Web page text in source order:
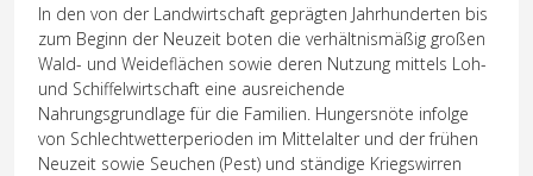
In den von der Landwirtschaft geprägten Jahrhunderten bis
zum Beginn der Neuzeit boten die verhältnismäßig großen
Wald- und Weideflächen sowie deren Nutzung mittels Loh-
und Schiffelwirtschaft eine ausreichende
Nahrungsgrundlage für die Familien. Hungersnöte infolge
von Schlechtwetterperioden im Mittelalter und der frühen
Neuzeit sowie Seuchen (Pest) und ständige Kriegswirren